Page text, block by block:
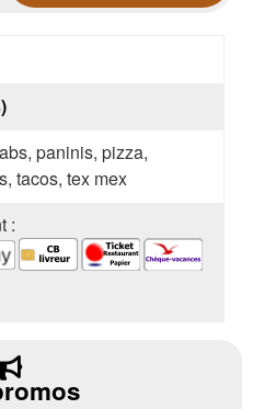
paninis, pizza,
tacos, tex mex
: